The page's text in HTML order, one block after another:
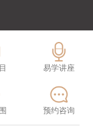
易学讲座
预约咨询